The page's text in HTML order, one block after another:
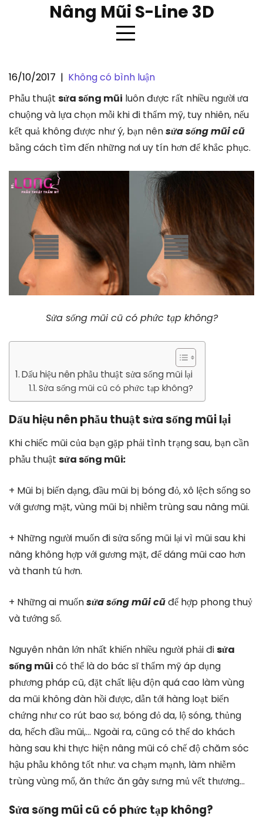
Nâng Mũi S-Line 3D
Sửa sống mũi cũ có phức tạp
không?
16/10/2017 | Không có bình luận
Phẫu thuật sửa sống mũi luôn được rất nhiều người ưa
chuộng và lựa chọn mỗi khi đi thẩm mỹ, tuy nhiên, nếu
kết quả không được như ý, bạn nênsửa sống mũi cũ
bằng cách tìm đến những nơi uy tín hơn để khắc phục.
Sửa sống mũi cũ có phức tạp không?
Dấu hiệu nên phẫu thuật sửa sống mũi lại
Sửa sống mũi cũ có phức tạp không?
Dấu hiệu nên phẫu thuật sửa sống mũi lại
Khi chiếc mũi của bạn gặp phải tình trạng sau, bạn cần
phẫu thuật sửa sống mũi:
+ Mũi bị biến dạng, đầu mũi bị bóng đỏ, xô lệch sống so
với gương mặt, vùng mũi bị nhiễm trùng sau nâng mũi.
+ Những người muốn đi sửa sống mũi lại vì mũi sau khi
nâng không hợp với gương mặt, để dáng mũi cao hơn
và thanh tú hơn.
+ Những ai muốnsửa sống mũi cũđể hợp phong thuỷ
và tướng số.
Nguyên nhân lớn nhất khiến nhiều người phải đisửa
sống mũi có thể là do bác sĩ thẩm mỹ áp dụng
phương pháp cũ, đặt chất liệu độn quá cao làm vùng
da mũi không đàn hồi được, dẫn tới hàng loạt biến
chứng như co rút bao sơ, bóng đỏ da, lộ sóng, thủng
da, hếch đầu mũi,… Ngoài ra, cũng có thể do khách
hàng sau khi thực hiện nâng mũi có chế độ chăm sóc
hậu phẫu không tốt như: va chạm mạnh, làm nhiễm
trùng vùng mổ, ăn thức ăn gây sưng mủ vết thương…
Sửa sống mũi cũ có phức tạp không?